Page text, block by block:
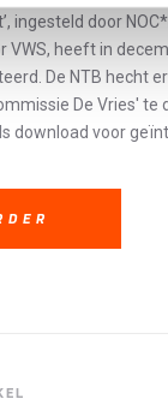
ingesteld door
VWS, heeft in
De NTB hecht
De Vries' te
download voor